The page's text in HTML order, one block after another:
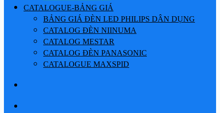
CATALOGUE-BẢNG GIÁ
BẢNG GIÁ ĐÈN LED PHILIPS DÂN DỤNG
CATALOG ĐÈN NIINUMA
CATALOG MESTAR
CATALOG ĐÈN PANASONIC
CATALOGUE MAXSPID